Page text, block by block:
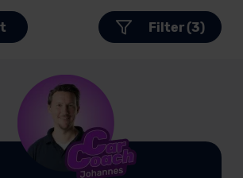
Filter (3)